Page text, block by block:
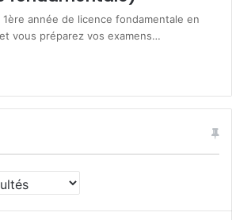
année de licence fondamentale en
vous préparez vos examens…